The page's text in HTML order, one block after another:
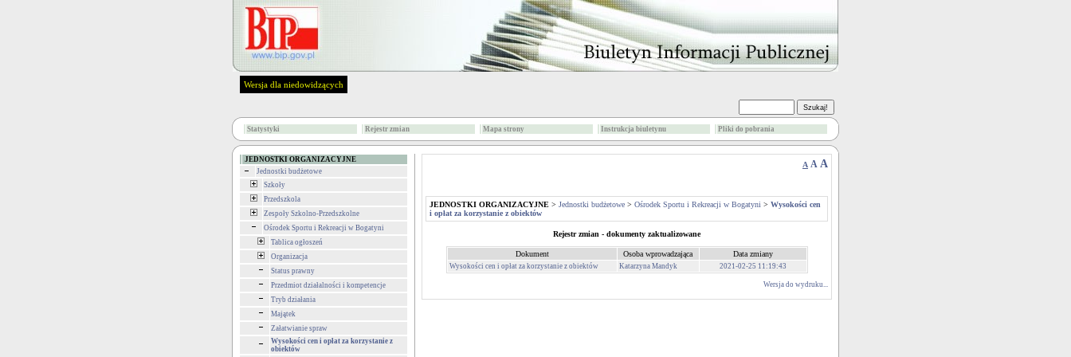
Wersja dla niedowidzących
Statystyki Rejestr zmian Mapa strony Instrukcja biuletynu Pliki do pobrania
JEDNOSTKI ORGANIZACYJNE
Jednostki budżetowe
Szkoły
Przedszkola
Zespoły Szkolno-Przedszkolne
Ośrodek Sportu i Rekreacji w Bogatyni
Tablica ogłoszeń
Organizacja
Status prawny
Przedmiot działalności i kompetencje
Tryb działania
Majątek
Załatwianie spraw
Wysokości cen i opłat za korzystanie z
obiektów
A A A
JEDNOSTKI ORGANIZACYJNE > Jednostki budżetowe > Ośrodek Sportu i Rekreacji w Bogatyni > Wysokości cen
i opłat za korzystanie z obiektów
Rejestr zmian - dokumenty zaktualizowane
Dokument Osoba wprowadzająca Data zmiany
Wysokości cen i opłat za korzystanie z obiektów Katarzyna Mandyk 2021-02-25 11:19:43
Wersja do wydruku...